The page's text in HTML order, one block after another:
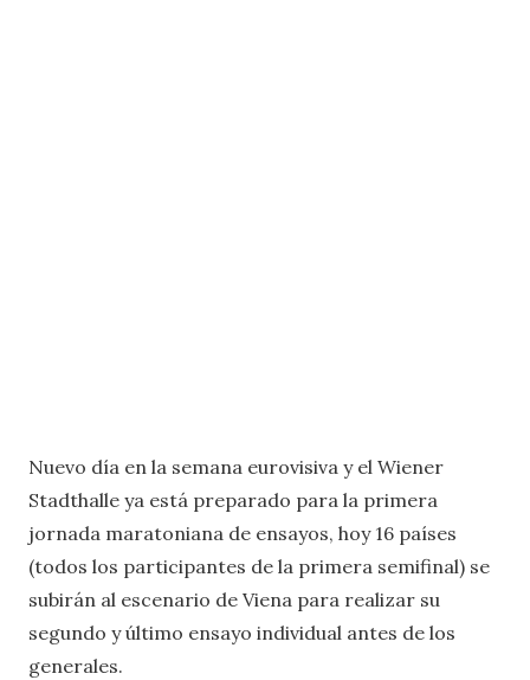
Nuevo día en la semana eurovisiva y el Wiener
Stadthalle ya está preparado para la primera
jornada maratoniana de ensayos, hoy 16 países
(todos los participantes de la primera semifinal) se
subirán al escenario de Viena para realizar su
segundo y último ensayo individual antes de los
generales.